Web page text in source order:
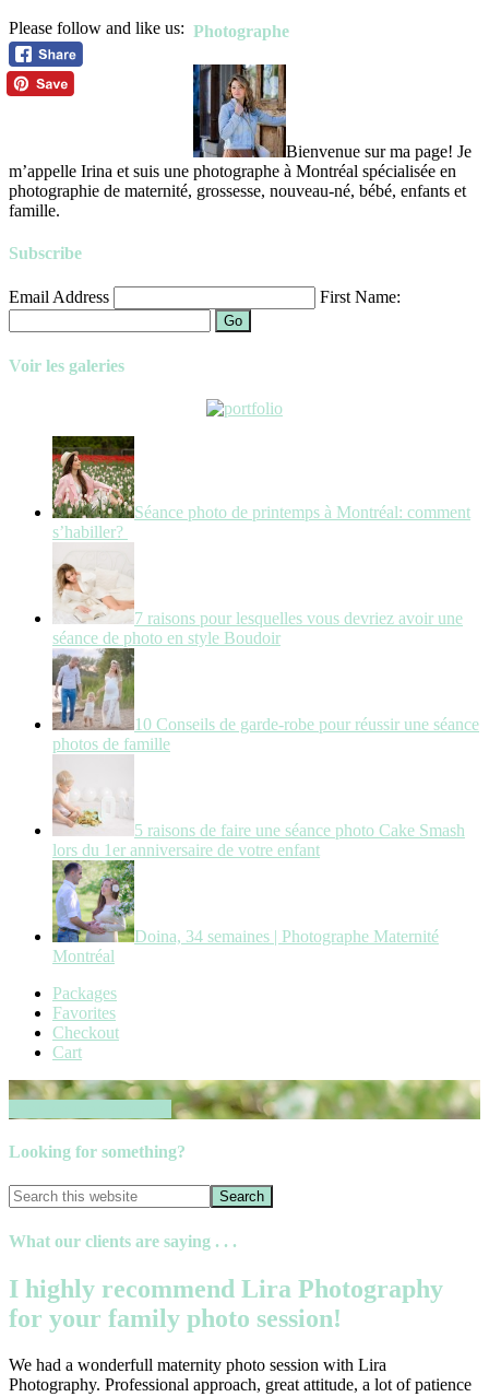
Please follow and like us: Photographe
Bienvenue sur ma page! Je
m’appelle Irina et suis une photographe à Montréal spécialisée en
photographie de maternité, grossesse, nouveau-né, bébé, enfants et
famille.
Subscribe
Email Address First Name:
Go
Voir les galeries
Séance photo de printemps à Montréal: comment
s’habiller?
7 raisons pour lesquelles vous devriez avoir une
séance de photo en style Boudoir
10 Conseils de garde-robe pour réussir une séance
photos de famille
5 raisons de faire une séance photo Cake Smash
lors du 1er anniversaire de votre enfant
Doina, 34 semaines | Photographe Maternité
Montréal
Packages
Favorites
Checkout
Cart
Looking for something?
What our clients are saying . . .
I highly recommend Lira Photography
for your family photo session!
We had a wonderfull maternity photo session with Lira
Photography. Professional approach, great attitude, a lot of patience